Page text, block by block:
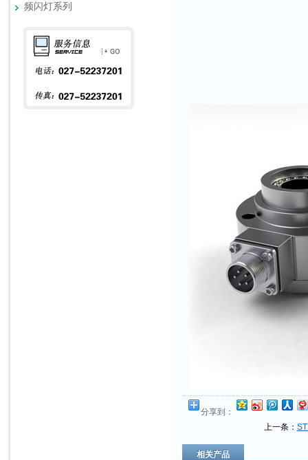
频闪灯系列
分享到：
上一条：
相关产品